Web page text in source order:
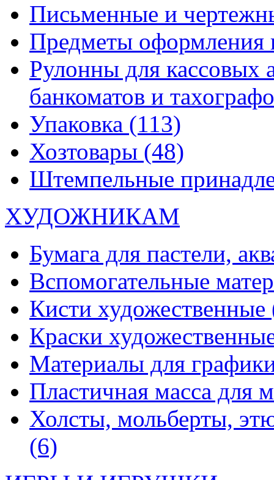
Письменные и
Предметы оформления
Рулонны для кассовых
банкоматов и
Упаковка (113)
Хозтовары (48)
Штемпельные
ХУДОЖНИКАМ
Бумага для пастели,
Вспомогательные
Кисти художественные
Краски
Материалы для
Пластичная масса для
Холсты, мольберты,
(6)